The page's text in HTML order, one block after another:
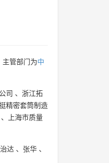
主管部门为中
司 、 浙江拓
精密套筒制造
、 上海市质量
达 、 张华 、